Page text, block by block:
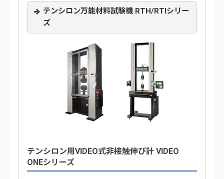
テンシロン万能材料試験機 RTH/RTIシリー
ズ
テンシロン用VIDEO式非接触伸び計 VIDEO
ONEシリーズ